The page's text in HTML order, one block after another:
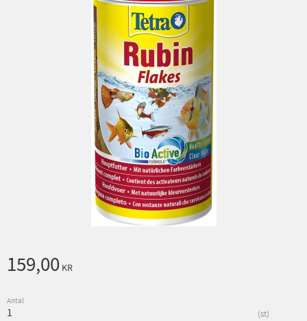
159,00 KR
Antal
st